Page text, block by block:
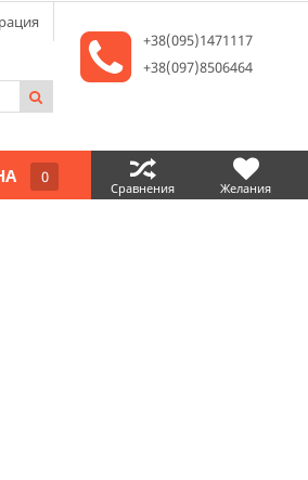
+38(095)1471117
+38(097)8506464
0
Сравнения Желания